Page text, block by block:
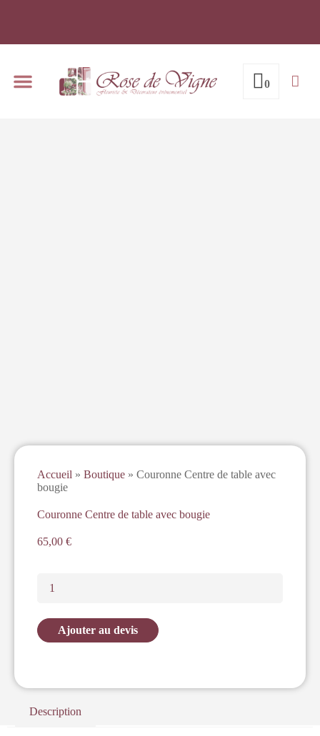
0
Accueil » Boutique » Couronne Centre de table avec
bougie
Couronne Centre de table avec bougie
65,00 €
Ajouter au devis
Description